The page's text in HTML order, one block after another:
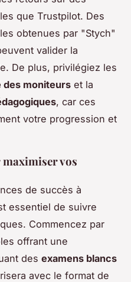
que Trustpilot. Des
obtenues par "Stych"
valider la
De plus, privilégiez les
des moniteurs et la
, car ces
votre progression et
vos
de succès à
essentiel de suivre
Commencez par
offrant une
des examens blancs
avec le format de